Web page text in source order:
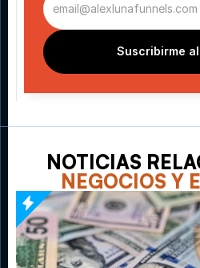
Suscribirme
NOTICIAS
NEGOCIOS Y